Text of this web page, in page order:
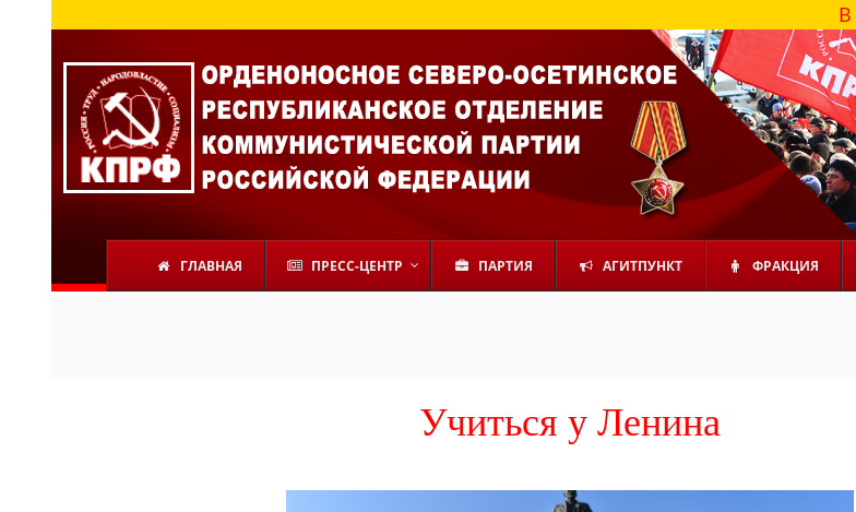
В
ГЛАВНАЯ ПРЕСС-ЦЕНТР ПАРТИЯ АГИТПУНКТ ФРАКЦИЯ
Учиться у Ленина